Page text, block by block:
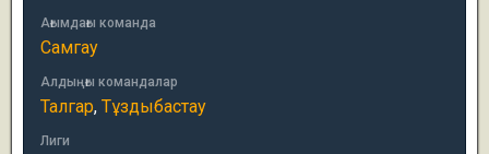
Ағымдағы команда
Самгау
Алдыңғы командалар
Талгар, Тұздыбастау
Лиги